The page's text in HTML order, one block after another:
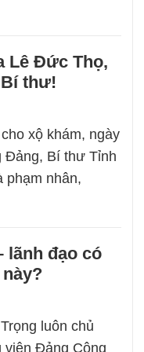
Lê Đức Thọ,
thư!
xộ khám, ngày
Đảng, Bí thư Tỉnh
phạm nhân,
lãnh đạo có
luôn chủ
viên Đảng Cộng